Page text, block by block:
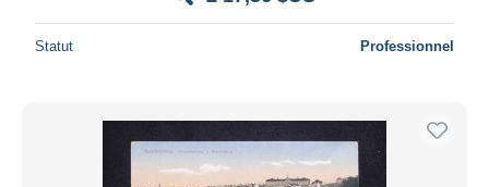
Statut Professionnel